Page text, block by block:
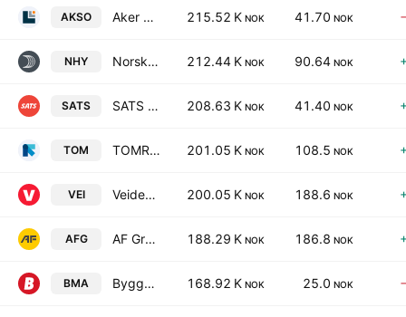
AKSO Aker Solutions ASA 215.52 K NOK 41.70 NOK
NHY Norsk Hydro ASA 212.44 K NOK 90.64 NOK
SATS SATS ASA 208.63 K NOK 41.40 NOK
TOM TOMRA Systems ASA 201.05 K NOK 108.5 NOK
VEI Veidekke ASA 200.05 K NOK 188.6 NOK
AFG AF Gruppen ASA Class A 188.29 K NOK 186.8 NOK
BMA Byggma ASA 168.92 K NOK 25.0 NOK